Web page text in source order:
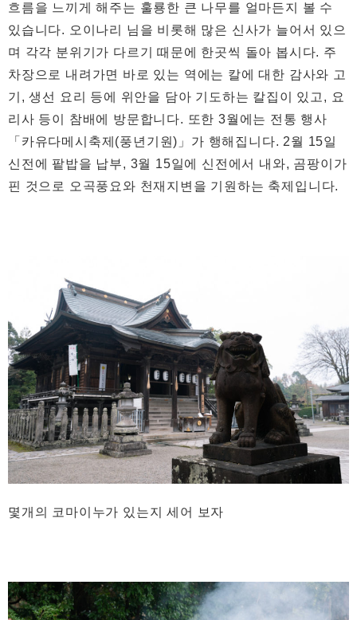
흐름을 느끼게 해주는 훌룡한 큰 나무를 얼마든지 볼 수
있습니다. 오이나리 님을 비롯해 많은 신사가 늘어서 있으
며 각각 분위기가 다르기 때문에 한곳씩 돌아 봅시다. 주
차장으로 내려가면 바로 있는 역에는 칼에 대한 감사와 고
기, 생선 요리 등에 위안을 담아 기도하는 칼집이 있고, 요
리사 등이 참배에 방문합니다. 또한 3월에는 전통 행사
「카유다메시축제(풍년기원)」가 행해집니다. 2월 15일
신전에 팥밥을 납부, 3월 15일에 신전에서 내와, 곰팡이가
핀 것으로 오곡풍요와 천재지변을 기원하는 축제입니다.
몇개의 코마이누가 있는지 세어 보자